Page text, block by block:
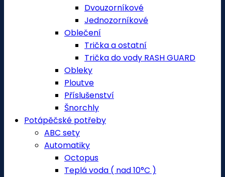
Dvouzorníkové
Jednozorníkové
Oblečení
Trička a ostatní
Trička do vody RASH GUARD
Obleky
Ploutve
Příslušenství
Šnorchly
Potápěčské potřeby
ABC sety
Automatiky
Octopus
Teplá voda ( nad 10°C )